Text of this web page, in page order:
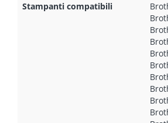
Stampanti compatibili